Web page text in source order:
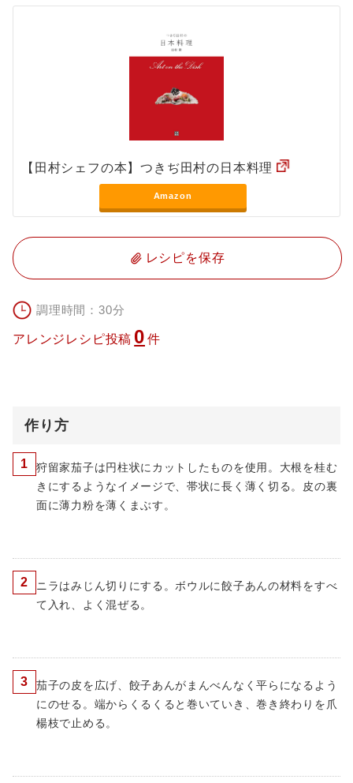
【田村シェフの本】つきぢ田村の日本料理
Amazon
レシピを保存
調理時間：30分
アレンジレシピ投稿 0 件
作り方
1
狩留家茄子は円柱状にカットしたものを使用。大根を桂む
きにするようなイメージで、帯状に長く薄く切る。皮の裏
面に薄力粉を薄くまぶす。
2
ニラはみじん切りにする。ボウルに餃子あんの材料をすべ
て入れ、よく混ぜる。
3
茄子の皮を広げ、餃子あんがまんべんなく平らになるよう
にのせる。端からくるくると巻いていき、巻き終わりを爪
楊枝で止める。